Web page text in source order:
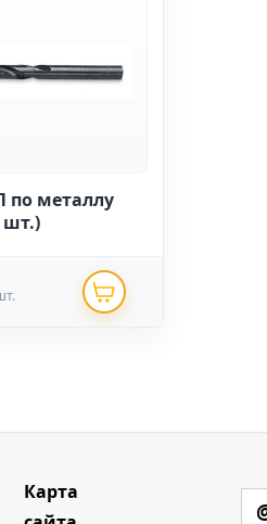
по металлу
шт.)
Карта